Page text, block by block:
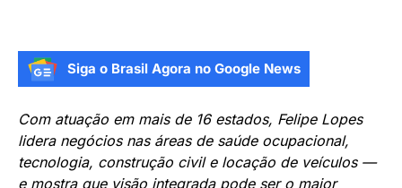
Siga o Brasil Agora no Google News
Com atuação em mais de 16 estados, Felipe Lopes
lidera negócios nas áreas de saúde ocupacional,
tecnologia, construção civil e locação de veículos —
e mostra que visão integrada pode ser o maior